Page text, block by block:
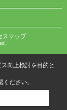
スマップ
向上検討を目的と
ください。